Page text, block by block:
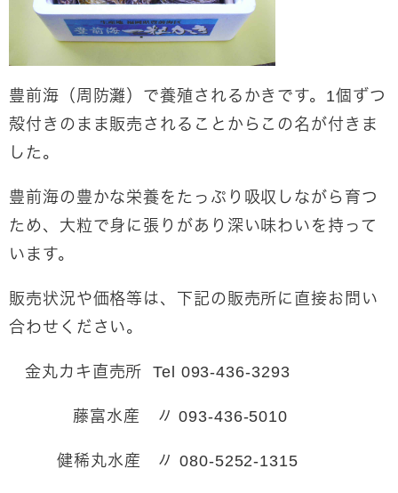
豊前海（周防灘）で養殖されるかきです。1個ずつ
殻付きのまま販売されることからこの名が付きま
した。
豊前海の豊かな栄養をたっぷり吸収しながら育つ
ため、大粒で身に張りがあり深い味わいを持って
います。
販売状況や価格等は、下記の販売所に直接お問い
合わせください。
金丸カキ直売所 Tel 093-436-3293
藤富水産 〃 093-436-5010
健稀丸水産 〃 080-5252-1315